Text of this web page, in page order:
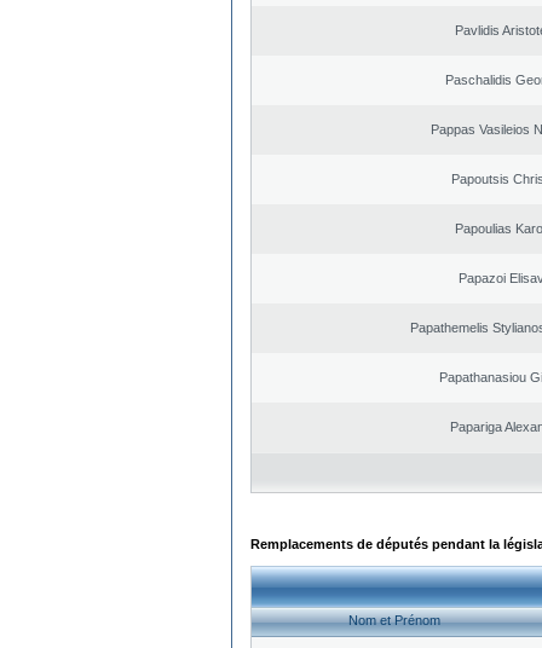
Pavlidis
Paschalidis
Pappas Vasileios
Papoutsis
Papoulias
Papazoi
Papathemelis
Papathanasiou
Papariga
Remplacements de députés pendant la
Nom et Prénom